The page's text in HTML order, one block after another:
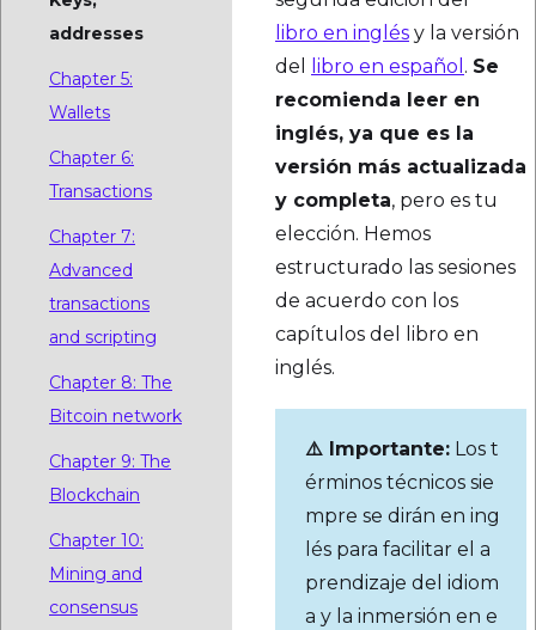
addresses
Chapter 5:
Wallets
Chapter 6:
Transactions
Chapter 7:
Advanced
transactions
and scripting
Chapter 8: The
Bitcoin network
Chapter 9: The
Blockchain
Chapter 10:
Mining and
consensus
libro en inglés y la versión
del
libro en español . Se
recomienda leer en
inglés, ya que es la
versión más actualizada
y completa, pero es tu
elección. Hemos
estructurado las sesiones
de acuerdo con los
capítulos del libro en
inglés.
⚠️ Importante: Los t
érminos técnicos sie
mpre se dirán en ing
lés para facilitar el a
prendizaje del idiom
a y la inmersión en e